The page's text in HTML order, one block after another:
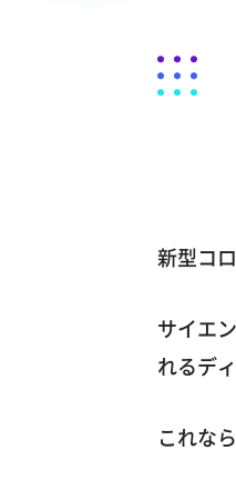
新型コ
サイエ
れるデ
これな